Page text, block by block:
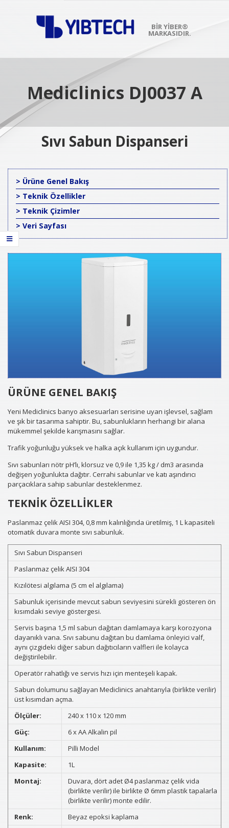
BIR YİBER®
MARKASIDIR.
Mediclinics DJ0037 A
Sıvı Sabun Dispanseri
> Ürüne Genel Bakış
> Teknik Özellikler
> Teknik Çizimler
> Veri Sayfası
ÜRÜNE GENEL BAKIŞ
Yeni Mediclinics banyo aksesuarları serisine uyan işlevsel, sağlam
ve şık bir tasarıma sahiptir. Bu, sabunlukların herhangi bir alana
mükemmel şekilde karışmasını sağlar.
Trafik yoğunluğu yüksek ve halka açık kullanım için uygundur.
Sıvı sabunları nötr pH’lı, klorsuz ve 0,9 ile 1,35 kg / dm3 arasında
değişen yoğunlukta dağıtır. Cerrahi sabunlar ve katı aşındırıcı
parçacıklara sahip sabunlar desteklenmez.
TEKNİK ÖZELLİKLER
Paslanmaz çelik AISI 304, 0,8 mm kalınlığında üretilmiş, 1 L kapasiteli
otomatik duvara monte sıvı sabunluk.
Sıvı Sabun Dispanseri
Paslanmaz çelik AISI 304
Kızılötesi algılama (5 cm el algılama)
Sabunluk içerisinde mevcut sabun seviyesini sürekli gösteren ön
kısımdaki seviye göstergesi.
Servis başına 1,5 ml sabun dağıtan damlamaya karşı korozyona
dayanıklı vana. Sıvı sabunu dağıtan bu damlama önleyici valf,
aynı çizgideki diğer sabun dağıtıcıların valfleri ile kolayca
değiştirilebilir.
Operatör rahatlığı ve servis hızı için menteşeli kapak.
Sabun dolumunu sağlayan Mediclinics anahtarıyla (birlikte verilir)
üst kısımdan açma.
Ölçüler:
240 x 110 x 120 mm
Güç:
6 x AA Alkalin pil
Kullanım:
Pilli Model
Kapasite:
1L
Montaj:
Duvara, dört adet Ø4 paslanmaz çelik vida
(birlikte verilir) ile birlikte Ø 6mm plastik tapalarla
(birlikte verilir) monte edilir.
Renk:
Beyaz epoksi kaplama